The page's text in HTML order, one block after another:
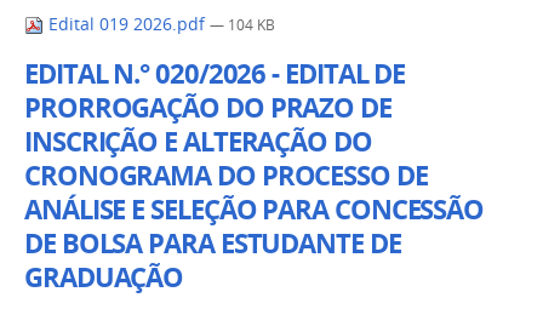
Edital 019 2026.pdf — 104 KB
EDITAL N.° 020/2026 - EDITAL DE
PRORROGAÇÃO DO PRAZO DE
INSCRIÇÃO E ALTERAÇÃO DO
CRONOGRAMA DO PROCESSO DE
ANÁLISE E SELEÇÃO PARA CONCESSÃO
DE BOLSA PARA ESTUDANTE DE
GRADUAÇÃO